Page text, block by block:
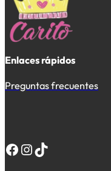
Enlaces rápidos
Preguntas frecuentes
Facebook InstagramTikTok